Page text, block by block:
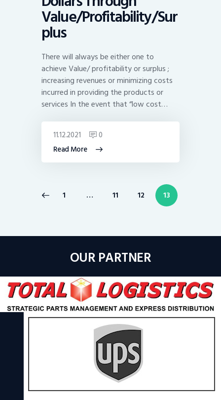
Value/Profitability/Sur
plus
There will always be either one to
achieve Value/ profitability or surplus ;
increasing revenues or minimizing costs
incurred in providing the products or
services In the event that “low cost…
Read More
11.12.2021 0
Posts
pagination
PAGE
1 … PAGE
11 PAGE
12 PAGE
13
OUR PARTNER